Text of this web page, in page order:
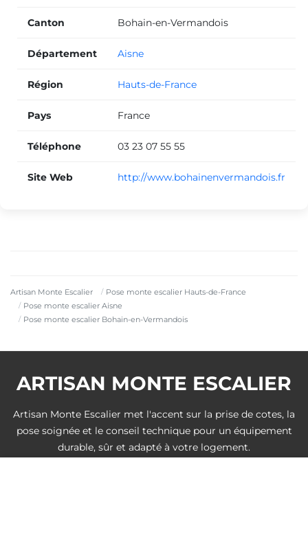
Artisan Monte Escalier
Pose monte escalier Hauts-de-France
Pose monte escalier Aisne
Pose monte escalier Bohain-en-Vermandois
Canton Bohain-en-Vermandois
Département Aisne
Région Hauts-de-France
Pays France
Téléphone 03 23 07 55 55
Site Web http://www.bohainenvermandois.fr
ARTISAN MONTE ESCALIER
Artisan Monte Escalier met l'accent sur la prise de cotes, la
pose soignée et le conseil technique pour un équipement
durable, sûr et adapté à votre logement.